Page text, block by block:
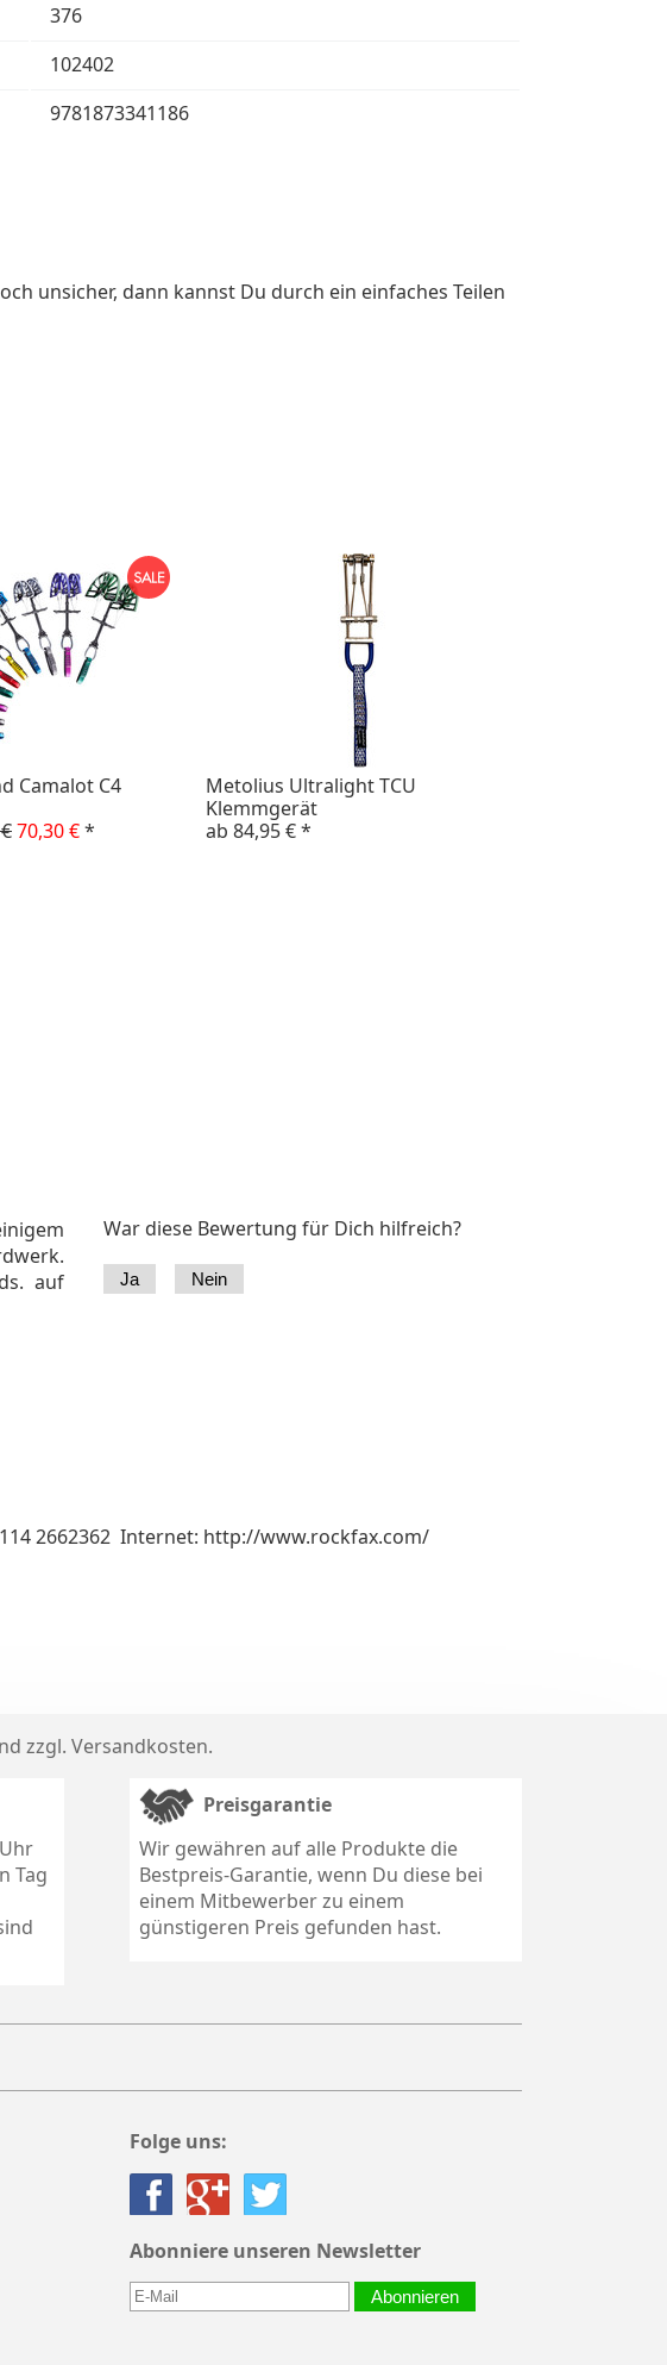
376
102402
9781873341186
unsicher, dann kannst Du durch ein einfaches Teilen
Camalot C4
70,30 €*
Metolius Ultralight TCU
Klemmgerät
ab 84,95 €*
auf
War diese Bewertung für Dich hilfreich?
Ja Nein
2662362 Internet: http://www.rockfax.com/
zzgl. Versandkosten.
Tag
Preisgarantie
Wir gewähren auf alle Produkte die
Bestpreis-Garantie, wenn Du diese bei
einem Mitbewerber zu einem
günstigeren Preis gefunden hast.
Folge uns:
Abonniere unseren Newsletter
Abonnieren